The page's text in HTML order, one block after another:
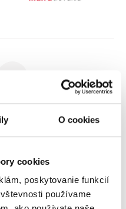
O cookies
cookies
poskytovanie funkcií
používame
BYŤ